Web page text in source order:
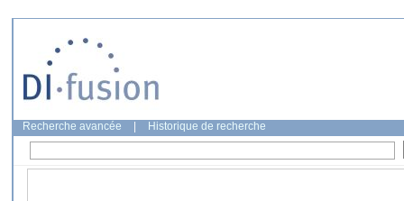
Recherche avancée Historique de recherche